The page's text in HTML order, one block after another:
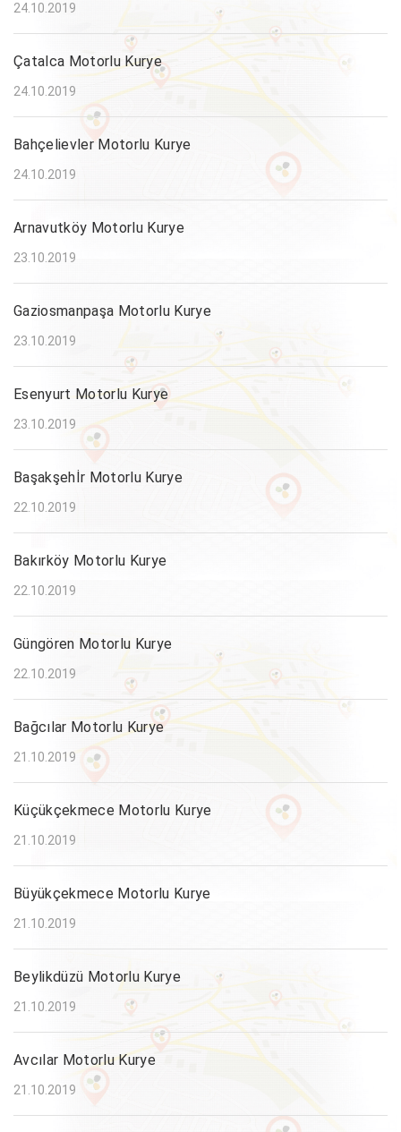
24.10.2019
Çatalca Motorlu Kurye
24.10.2019
Bahçelievler Motorlu Kurye
24.10.2019
Arnavutköy Motorlu Kurye
23.10.2019
Gaziosmanpaşa Motorlu Kurye
23.10.2019
Esenyurt Motorlu Kurye
23.10.2019
Başakşehİr Motorlu Kurye
22.10.2019
Bakırköy Motorlu Kurye
22.10.2019
Güngören Motorlu Kurye
22.10.2019
Bağcılar Motorlu Kurye
21.10.2019
Küçükçekmece Motorlu Kurye
21.10.2019
Büyükçekmece Motorlu Kurye
21.10.2019
Beylikdüzü Motorlu Kurye
21.10.2019
Avcılar Motorlu Kurye
21.10.2019